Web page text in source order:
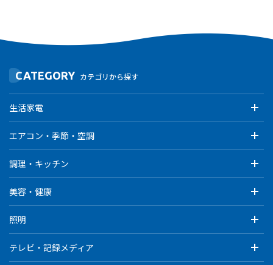
CATEGORY カテゴリから探す
生活家電
エアコン・季節・空調
調理・キッチン
美容・健康
照明
テレビ・記録メディア